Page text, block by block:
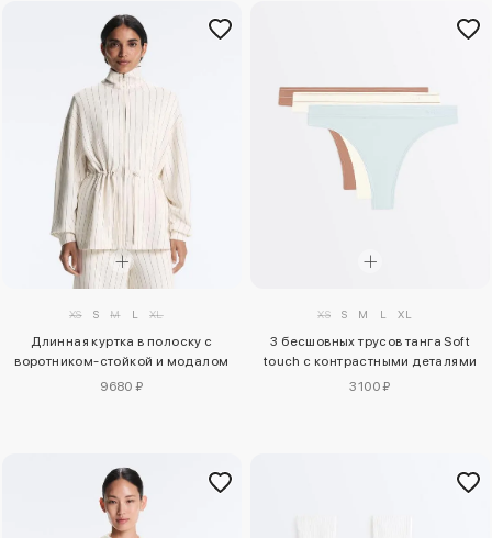
XS S M L XL
Длинная куртка в полоску с
воротником-стойкой и модалом
9680 ₽
XS S M L XL
3 бесшовных трусов танга Soft
touch с контрастными деталями
3100 ₽